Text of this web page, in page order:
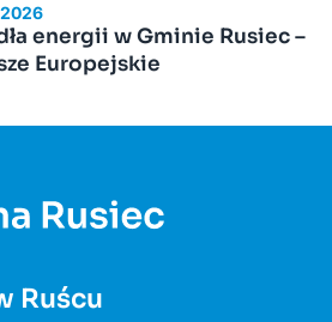
energii w Gminie Rusiec –
Europejskie
Ruścu